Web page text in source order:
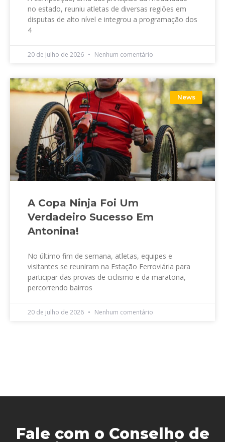
no estado, reuniu atletas de diversas regiões em
disputas de alto nível e integrou a programação dos
4
20 de julho de 2026 Nenhum comentário
News
A Copa Ninja Foi Um
Verdadeiro Sucesso Em
Antonina!
No último fim de semana, atletas, equipes e
visitantes se reuniram na Estação Ferroviária para
participar das provas de ciclismo e da maratona,
percorrendo bairros
20 de julho de 2026 Nenhum comentário
Fale com o Conselho de